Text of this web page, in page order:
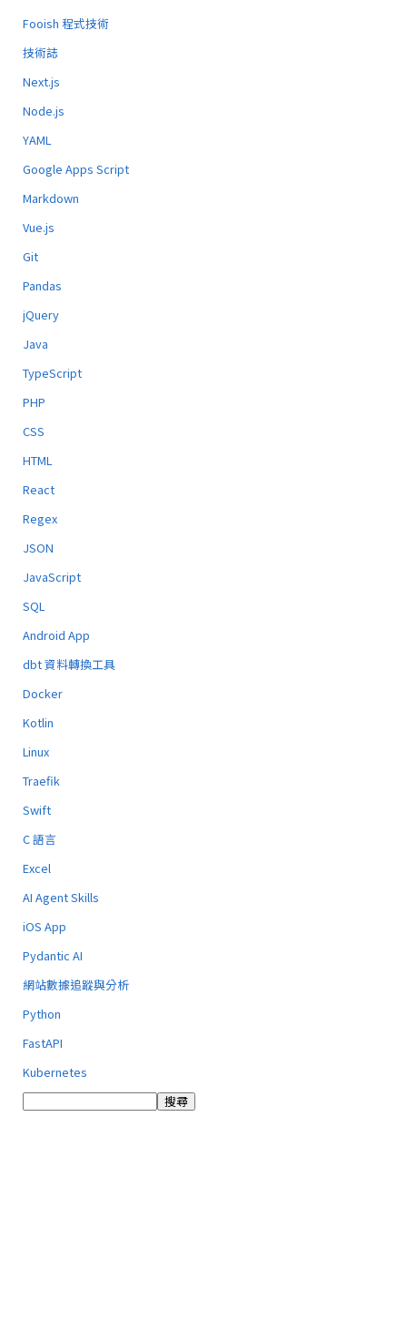
Fooish 程式技術
技術誌
Next.js
Node.js
YAML
Google Apps Script
Markdown
Vue.js
Git
Pandas
jQuery
Java
TypeScript
PHP
CSS
HTML
React
Regex
JSON
JavaScript
SQL
Android App
dbt 資料轉換工具
Docker
Kotlin
Linux
Traefik
Swift
C 語言
Excel
AI Agent Skills
iOS App
Pydantic AI
網站數據追蹤與分析
Python
FastAPI
Kubernetes